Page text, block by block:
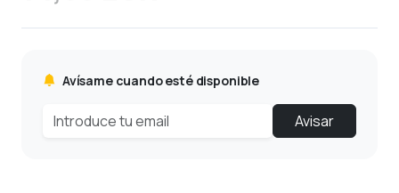
Avísame cuando esté disponible
Avisar